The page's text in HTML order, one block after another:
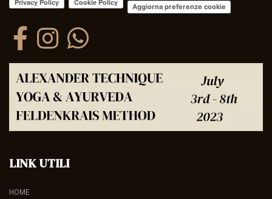
Aggiorna preferenze cookie
LINK UTILI
HOME